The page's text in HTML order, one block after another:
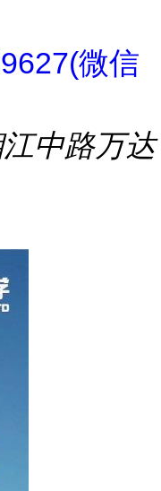
微信
中路万达